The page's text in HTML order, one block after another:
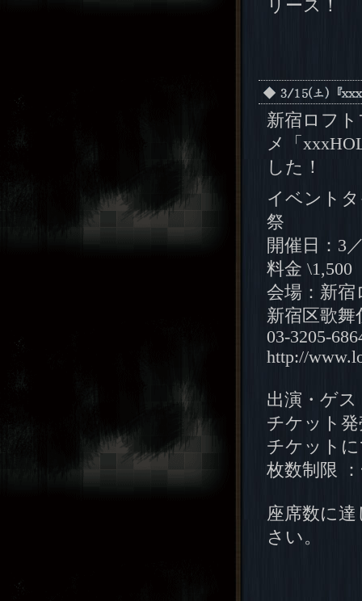
リース！
新宿ロフ
メ「
した！
イベント
祭
開催日：3
料金 \1,500
会場：新
新宿区歌舞
03-3205-
http://
出演・ゲ
チケット
チケットに
枚数制限
座席数に
さい。